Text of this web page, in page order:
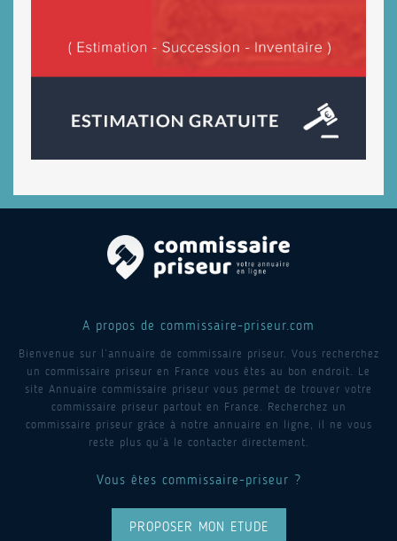
A propos de commissaire-priseur.com
Bienvenue sur l’annuaire de commissaire priseur. Vous recherchez
un commissaire priseur en France vous êtes au bon endroit. Le
site Annuaire commissaire priseur vous permet de trouver votre
commissaire priseur partout en France. Recherchez un
commissaire priseur grâce à notre annuaire en ligne, il ne vous
reste plus qu’à le contacter directement.
Vous êtes commissaire-priseur ?
PROPOSER MON ETUDE